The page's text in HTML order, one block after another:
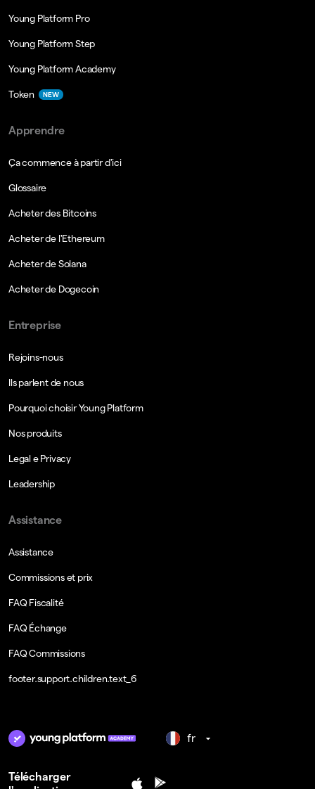
Young Platform Pro
Young Platform Step
Young Platform Academy
Token NEW
Apprendre
Ça commence à partir d'ici
Glossaire
Acheter des Bitcoins
Acheter de l'Ethereum
Acheter de Solana
Acheter de Dogecoin
Entreprise
Rejoins-nous
Ils parlent de nous
Pourquoi choisir Young Platform
Nos produits
Legal e Privacy
Leadership
Assistance
Assistance
Commissions et prix
FAQ Fiscalité
FAQ Échange
FAQ Commissions
footer.support.children.text_6
fr
Télécharger